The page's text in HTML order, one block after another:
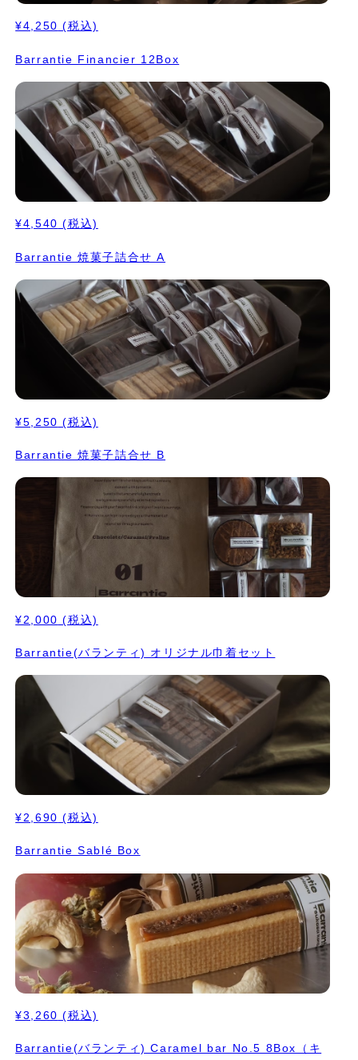
¥4,250 (税込)
Barrantie Financier 12Box
¥4,540 (税込)
Barrantie 焼菓子詰合せ A
¥5,250 (税込)
Barrantie 焼菓子詰合せ B
¥2,000 (税込)
Barrantie(バランティ) オリジナル巾着セット
¥2,690 (税込)
Barrantie Sablé Box
¥3,260 (税込)
Barrantie(バランティ) Caramel bar No.5 8Box（キ